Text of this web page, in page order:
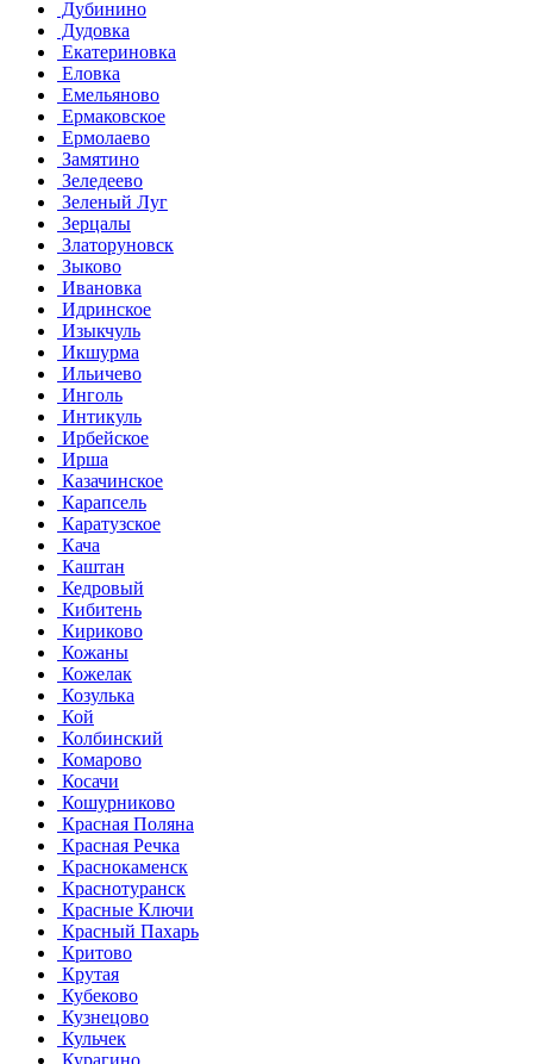
Дубинино
Дудовка
Екатериновка
Еловка
Емельяново
Ермаковское
Ермолаево
Замятино
Зеледеево
Зеленый Луг
Зерцалы
Златоруновск
Зыково
Ивановка
Идринское
Изыкчуль
Икшурма
Ильичево
Инголь
Интикуль
Ирбейское
Ирша
Казачинское
Карапсель
Каратузское
Кача
Каштан
Кедровый
Кибитень
Кириково
Кожаны
Кожелак
Козулька
Кой
Колбинский
Комарово
Косачи
Кошурниково
Красная Поляна
Красная Речка
Краснокаменск
Краснотуранск
Красные Ключи
Красный Пахарь
Критово
Крутая
Кубеково
Кузнецово
Кульчек
Курагино